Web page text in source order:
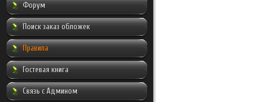
Форум
Поиск заказ обложек
Правила
Гостевая книга
Связь с Админом